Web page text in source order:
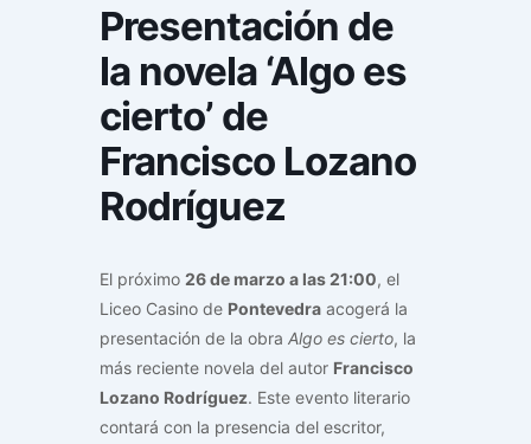
Presentación de
la novela ‘Algo es
cierto’ de
Francisco Lozano
Rodríguez
El próximo 26 de marzo a las 21:00, el
Liceo Casino de Pontevedra acogerá la
presentación de la obra Algo es cierto, la
más reciente novela del autor Francisco
Lozano Rodríguez. Este evento literario
contará con la presencia del escritor,